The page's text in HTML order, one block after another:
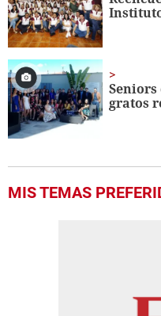
gratos
MIS TEMAS